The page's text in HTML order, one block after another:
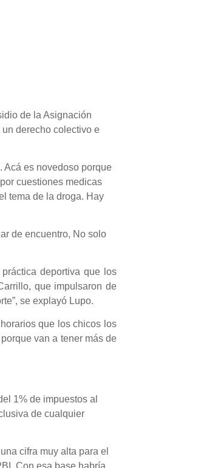
de la Asignación
derecho colectivo e
Acá es novedoso porque
cuestiones medicas
tema de la droga. Hay
de encuentro, No solo
deportiva que los
que impulsaron de
se explayó Lupo.
que los chicos los
van a tener más de
1% de impuestos al
de cualquier
cifra muy alta para el